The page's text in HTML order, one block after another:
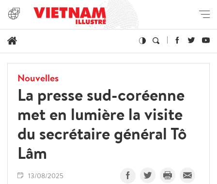
Nouvelles
La presse sud-coréenne
met en lumière la visite
du secrétaire général Tô
Lâm
13/08/2025